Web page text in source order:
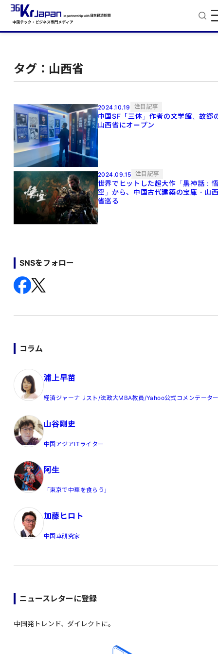
タグ：山西省
2024.10.19 注目記事
中国SF「三体」作者の文学館、故郷
山西省にオープン
2024.09.15 注目記事
世界でヒットした超大作「黒神話：
空」から、中国古代建築の宝庫・山
省巡る
SNSをフォロー
コラム
浦上早苗
経済ジャーナリスト/法政大MBA教員/Yahoo公式コメンテータ
山谷剛史
中国アジアITライター
阿生
「東京で中華を食らう」
加藤ヒロト
中国車研究家
ニュースレターに登録
中国発トレンド、ダイレクトに。